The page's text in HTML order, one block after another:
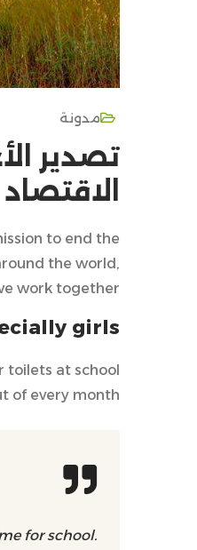
مدونة
تصدير
الاقتصاد
to end the
the world,
work together.
girls.
toilets at school
of every month.
for school.